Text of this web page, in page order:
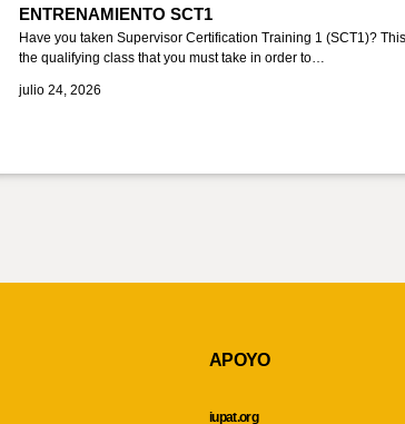
ENTRENAMIENTO SCT1
Have you taken Supervisor Certification Training 1 (SCT1)?
the qualifying class that you must take in order to…
julio 24, 2026
APOYO
iupat.org